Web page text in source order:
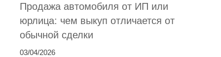
Продажа автомобиля от ИП или
юрлица: чем выкуп отличается от
обычной сделки
03/04/2026